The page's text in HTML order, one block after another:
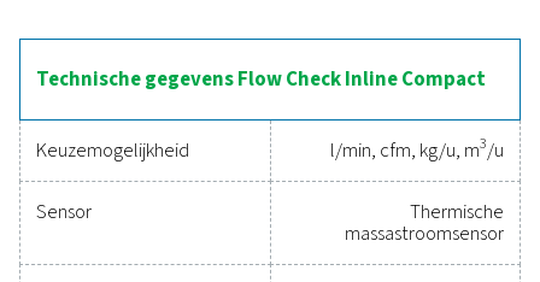
nauwkeurigheid, zelfs bij lage debieten, waardoor hij
voor het optimaliseren van de systeemprestaties. Hij is
met digitale interfaces zoals Modbus RTU en
naadloos worden geïntegreerd in
duidelijke inzichten en efficiënte bewaking